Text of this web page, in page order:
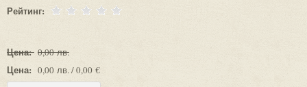
Рейтинг:
Цена: 0,00 лв.
Цена: 0,00 лв. / 0,00 €